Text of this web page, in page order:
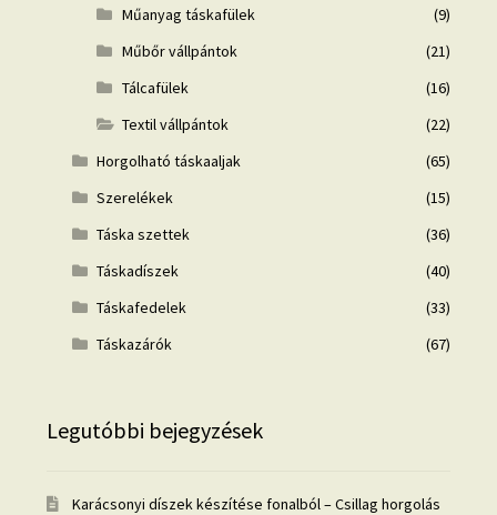
Műanyag táskafülek
(9)
Műbőr vállpántok
(21)
Tálcafülek
(16)
Textil vállpántok
(22)
Horgolható táskaaljak
(65)
Szerelékek
(15)
Táska szettek
(36)
Táskadíszek
(40)
Táskafedelek
(33)
Táskazárók
(67)
Legutóbbi bejegyzések
Karácsonyi díszek készítése fonalból – Csillag horgolás